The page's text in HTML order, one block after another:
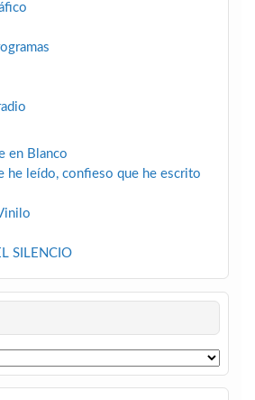
en Blanco
he leído, confieso que he escrito
SILENCIO